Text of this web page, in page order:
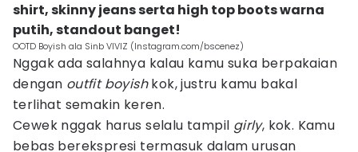
shirt, skinny jeans serta high top boots warna
putih, standout banget!
OOTD Boyish ala Sinb VIVIZ (Instagram.com/bscenez)
Nggak ada salahnya kalau kamu suka berpakaian
dengan outfit boyishkok, justru kamu bakal
terlihat semakin keren.
Cewek nggak harus selalu tampil girly, kok. Kamu
bebas berekspresi termasuk dalam urusan